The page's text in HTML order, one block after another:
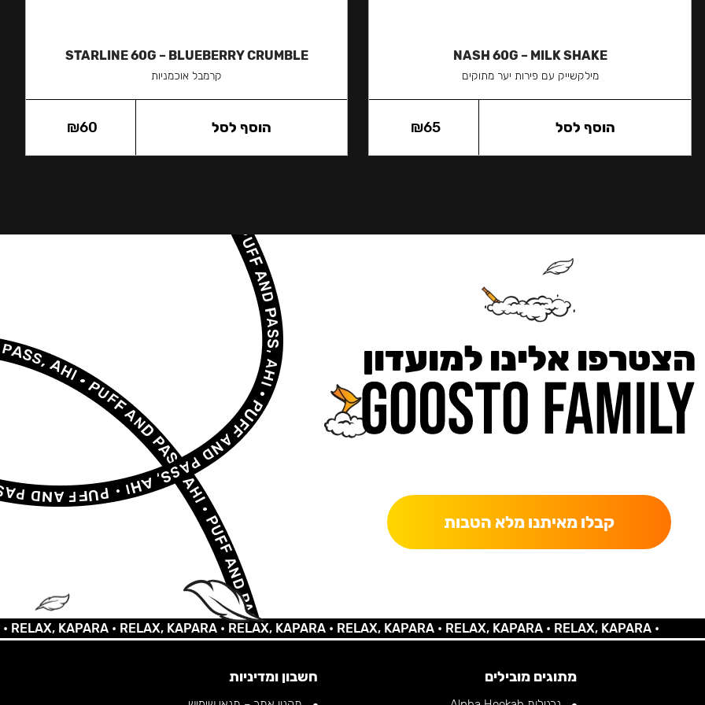
NASH 60G – MILK SHAKE
מילקשײק עם פירות יער מתוקים
₪65 הוסף לסל
STARLINE 60G – BLUEBERRY CRUMBLE
קרמבל אוכמניות
₪60 הוסף לסל
הצטרפו אלינו למועדון
קבלו מאיתנו מלא הטבות
KAPARA •RELAX, KAPARA •RELAX, KAPARA •RELAX, KAPARA •RELAX, KAPARA •RELAX, KAPARA •
מתוגים מובילים חשבון ומדיניות